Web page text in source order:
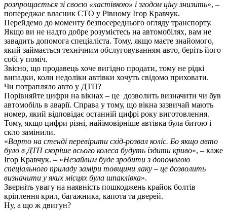
розпрощається зі своєю «ластівкою» і згодом ціну знизить», –
попереджає власник СТО у Рівному Ігор Кравчук.
Перейдемо до моменту безпосереднього огляду транспорту.
Якщо ви не надто добре розумієтесь на автомобілях, вам не
завадить допомога спеціаліста. Тому, якщо маєте знайомого,
який займається технічним обслуговуванням авто, беріть його
собі у поміч.
Звісно, що продавець хоче вигідно продати, тому не рідкі
випадки, коли недоліки автівки хочуть свідомо приховати.
Чи потрапляло авто у ДТП?
Порівняйте цифри на вікнах – це дозволить визначити чи був
автомобіль в аварії. Справа у тому, що вікна зазвичай мають
номер, який відповідає останній цифрі року виготовлення.
Тому, якщо цифри різні, найімовірніше автівка була битою і
скло замінили.
«Варто на стенді перевірити схід-розвал коліс. Бо якщо авто
було в ДТП скоріше всього колеса будуть їздити криво», – каже
Ігор Кравчук. – «Незайвим буде зробити з допомогою
спеціального приладу заміри товщини лаку – це дозволить
визначити у яких місцях була шпаклівка».
Зверніть увагу на наявність пошкоджень крайок болтів
кріплення крил, багажника, капота та дверей.
Ну, а що ж двигун?